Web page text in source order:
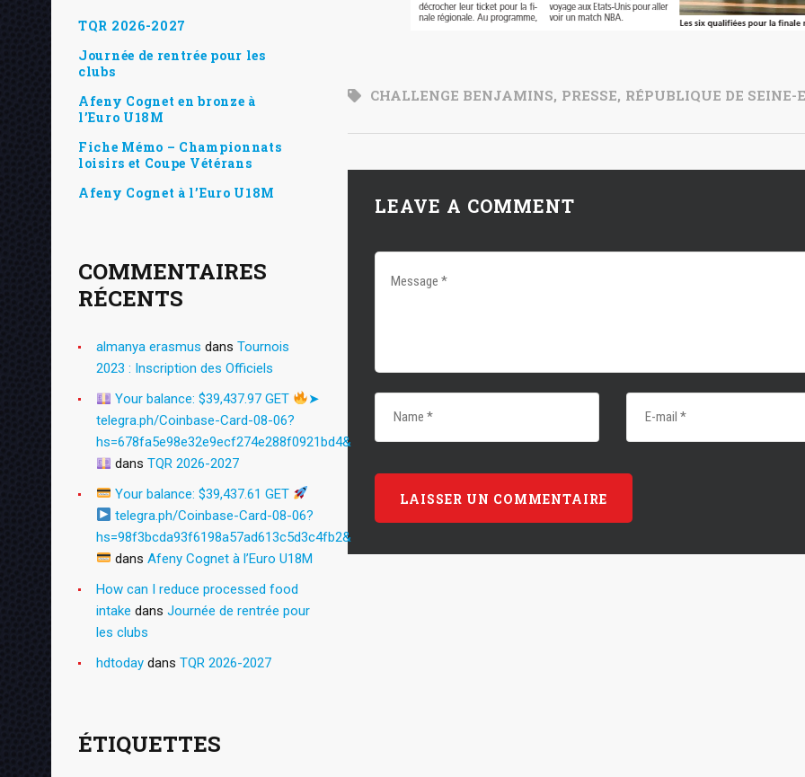
CHALLENGE BENJAMINS, PRESSE, RÉPUBLIQUE DE SEINE-
LEAVE A COMMENT
TQR 2026-2027
Journée de rentrée pour les
clubs
Afeny Cognet en bronze à
l’Euro U18M
Fiche Mémo – Championnats
loisirs et Coupe Vétérans
Afeny Cognet à l’Euro U18M
COMMENTAIRES
RÉCENTS
almanya erasmus dans Tournois
2023 : Inscription des Officiels
Your balance: $39,437.97 GET
➤
telegra.ph/Coinbase-Card-08-06?
hs=678fa5e98e32e9ecf274e288f0921bd4&
dansTQR 2026-2027
Your balance: $39,437.61 GET
telegra.ph/Coinbase-Card-08-06?
hs=98f3bcda93f6198a57ad613c5d3c4fb2&
dansAfeny Cognet à l’Euro U18M
How can I reduce processed food
intake dans Journée de rentrée pour
les clubs
hdtoday dans TQR 2026-2027
ÉTIQUETTES